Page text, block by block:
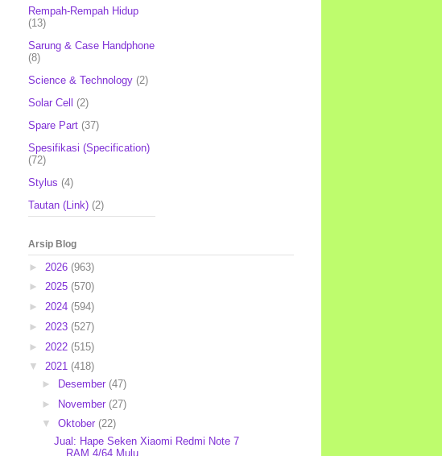
Rempah-Rempah Hidup
(13)
Sarung & Case Handphone
(8)
Science & Technology (2)
Solar Cell (2)
Spare Part (37)
Spesifikasi (Specification)
(72)
Stylus (4)
Tautan (Link) (2)
Arsip Blog
► 2026 (963)
► 2025 (570)
► 2024 (594)
► 2023 (527)
► 2022 (515)
▼ 2021 (418)
►
Desember (47)
► November (27)
▼ Oktober (22)
Jual: Hape Seken Xiaomi Redmi Note 7
RAM 4/64 Mulu...